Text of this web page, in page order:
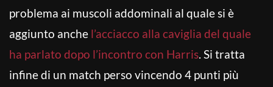
problema ai muscoli addominali al quale si è
aggiunto anche l’acciacco alla caviglia del quale
ha parlato dopo l’incontro con Harris. Si tratta
infine di un match perso vincendo 4 punti più